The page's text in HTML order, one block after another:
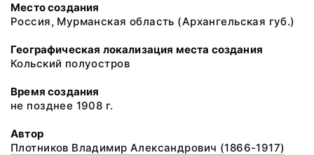
Место создания
Россия, Мурманская область (Архангельская губ.)
Географическая локализация места создания
Кольский полуостров
Время создания
не позднее 1908 г.
Автор
Плотников Владимир Александрович (1866-1917)